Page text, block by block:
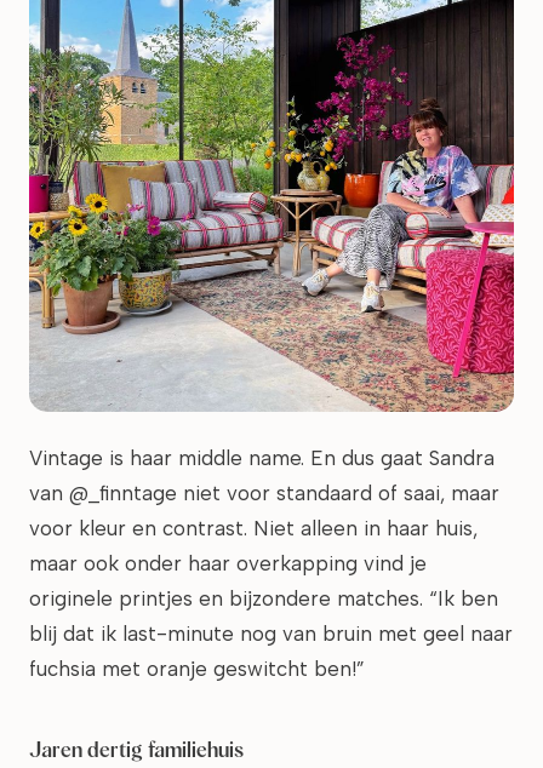
Vintage is haar middle name. En dus gaat Sandra
van @_finntage niet voor standaard of saai, maar
voor kleur en contrast. Niet alleen in haar huis,
maar ook onder haar overkapping vind je
originele printjes en bijzondere matches. “Ik ben
blij dat ik last-minute nog van bruin met geel naar
fuchsia met oranje geswitcht ben!”
Jaren dertig familiehuis